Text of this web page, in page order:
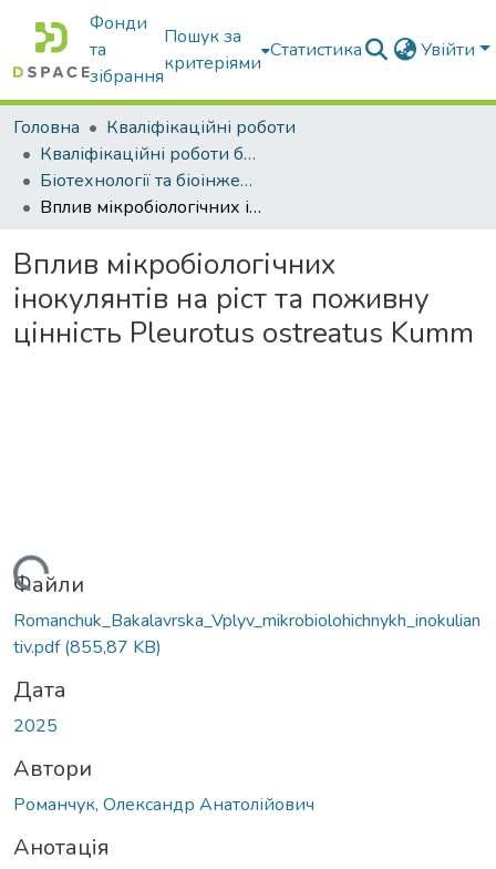
Фонди
та
зібрання
Пошук за
критеріями
Статистика Увійти
Головна
Кваліфікаційні роботи
Кваліфікаційні роботи бакалаврів
Біотехнології та біоінженерія
Вплив мікробіологічних інокулянтів на ріст та поживну цінність Pleurotus ostreatus Kumm
Вплив мікробіологічних
інокулянтів на ріст та поживну
цінність Pleurotus ostreatus Kumm
Вантажиться...
Файли
Romanchuk_Bakalavrska_Vplyv_mikrobiolohichnykh_inokulian
tiv.pdf(855,87 KB)
Дата
2025
Автори
Романчук, Олександр Анатолійович
Анотація